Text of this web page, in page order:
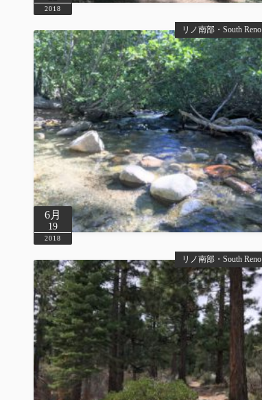
2018
リノ南部・South Reno
6月
19
2018
リノ南部・South Reno